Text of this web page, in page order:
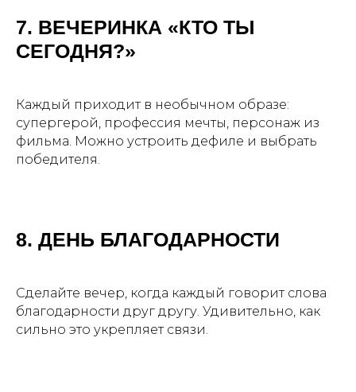
7. ВЕЧЕРИНКА «КТО ТЫ
СЕГОДНЯ?»
Каждый приходит в необычном образе:
супергерой, профессия мечты, персонаж из
фильма. Можно устроить дефиле и выбрать
победителя.
8. ДЕНЬ БЛАГОДАРНОСТИ
Сделайте вечер, когда каждый говорит слова
благодарности друг другу. Удивительно, как
сильно это укрепляет связи.